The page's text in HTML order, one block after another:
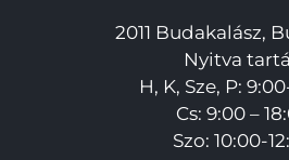
2011 Budakalász,
Nyitva
H, K, Sze, P:
Cs: 9:00 –
Szo: 10:00-